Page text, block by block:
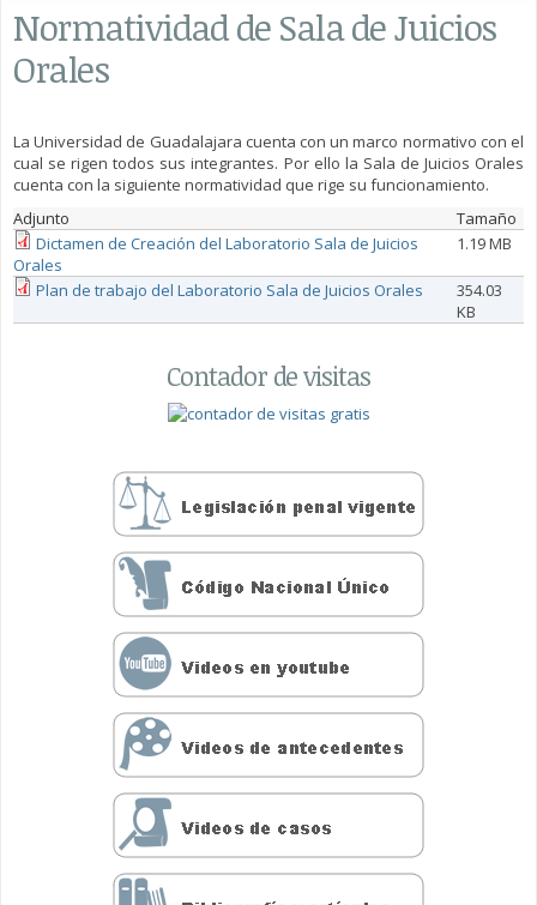
Normatividad de Sala de Juicios
Orales
La Universidad de Guadalajara cuenta con un marco normativo con el
cual se rigen todos sus integrantes. Por ello la Sala de Juicios Orales
cuenta con la siguiente normatividad que rige su funcionamiento.
Adjunto
Tamaño
Dictamen de Creación del Laboratorio Sala de Juicios
Orales
1.19 MB
Plan de trabajo del Laboratorio Sala de Juicios Orales
354.03
KB
Contador de visitas